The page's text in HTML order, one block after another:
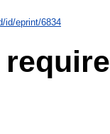
id/eprint/6834